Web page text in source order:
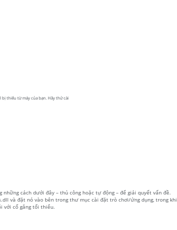
thiếu từ máy của bạn. Hãy thử cài
cách dưới đây – thủ công hoặc tự động – để giải quyết vấn đề.
và đặt nó vào bên trong thư mục cài đặt trò chơi/ứng dụng, trong khi
với cố gắng tối thiểu.